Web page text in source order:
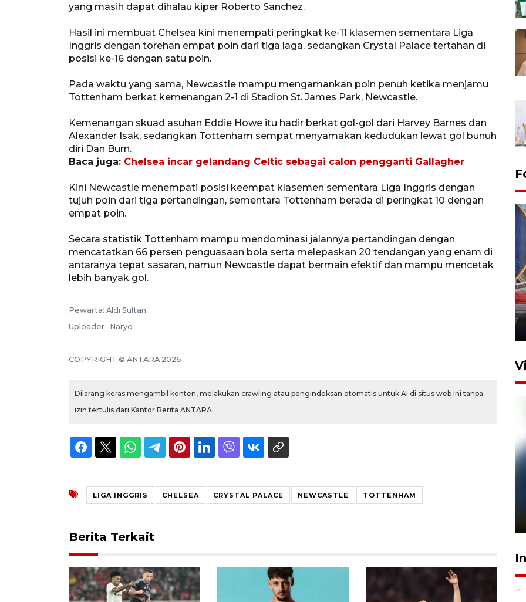
yang masih dapat dihalau kiper Roberto Sanchez.
Hasil ini membuat Chelsea kini menempati peringkat ke-11 klasemen sementara Liga
Inggris dengan torehan empat poin dari tiga laga, sedangkan Crystal Palace tertahan di
posisi ke-16 dengan satu poin.
Pada waktu yang sama, Newcastle mampu mengamankan poin penuh ketika menjamu
Tottenham berkat kemenangan 2-1 di Stadion St. James Park, Newcastle.
Kemenangan skuad asuhan Eddie Howe itu hadir berkat gol-gol dari Harvey Barnes dan
Alexander Isak, sedangkan Tottenham sempat menyamakan kedudukan lewat gol bunuh
diri Dan Burn.
Baca juga: Chelsea incar gelandang Celtic sebagai calon pengganti Gallagher
Kini Newcastle menempati posisi keempat klasemen sementara Liga Inggris dengan
tujuh poin dari tiga pertandingan, sementara Tottenham berada di peringkat 10 dengan
empat poin.
Secara statistik Tottenham mampu mendominasi jalannya pertandingan dengan
mencatatkan 66 persen penguasaan bola serta melepaskan 20 tendangan yang enam di
antaranya tepat sasaran, namun Newcastle dapat bermain efektif dan mampu mencetak
lebih banyak gol.
Pewarta: Aldi Sultan
Uploader : Naryo
COPYRIGHT © ANTARA 2026
Dilarang keras mengambil konten, melakukan crawling atau pengindeksan otomatis untuk AI di situs web ini tanpa
izin tertulis dari Kantor Berita ANTARA.
LIGA INGGRIS CHELSEA CRYSTAL PALACE NEWCASTLE TOTTENHAM
Berita Terkait
Pelanggan Filaha Farm setia
sampai 8 tahan?